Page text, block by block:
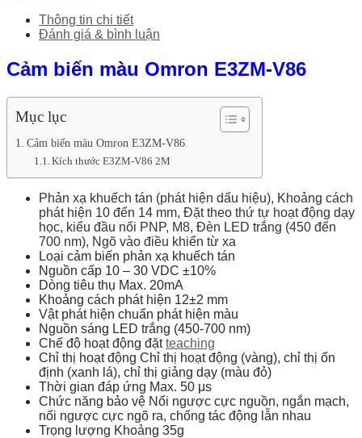
Thông tin chi tiết
Đánh giá & bình luận
Cảm biến màu Omron E3ZM-V86
Mục lục
Cảm biến màu Omron E3ZM-V86
Kích thước E3ZM-V86 2M
Phản xạ khuếch tán (phát hiện dấu hiệu), Khoảng cách
phát hiện 10 đến 14 mm, Đặt theo thứ tự hoạt động dạy
học, kiểu đầu nối PNP, M8, Đèn LED trắng (450 đến
700 nm), Ngõ vào điều khiển từ xa
Loại cảm biến phản xạ khuếch tán
Nguồn cấp 10 – 30 VDC ±10%
Dòng tiêu thụ Max. 20mA
Khoảng cách phát hiện 12±2 mm
Vật phát hiện chuẩn phát hiện màu
Nguồn sáng LED trắng (450-700 nm)
Chế độ hoạt động đặtteaching
Chỉ thị hoạt động Chỉ thị hoạt động (vàng), chỉ thị ổn
định (xanh lá), chỉ thị giảng dạy (màu đỏ)
Thời gian đáp ứng Max. 50 μs
Chức năng bảo vệ Nối ngược cực nguồn, ngắn mạch,
nối ngược cực ngõ ra, chống tác động lẫn nhau
Trọng lượng Khoảng 35g